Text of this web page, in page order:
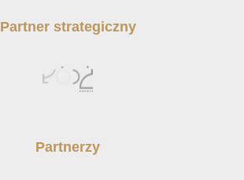
Partner strategiczny
Partnerzy